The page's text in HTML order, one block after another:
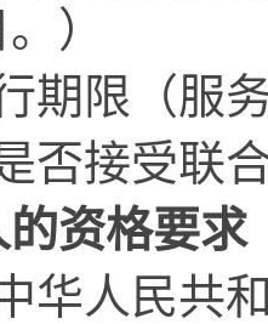
）
期限 （服
否接受联
资格要求
华人民共